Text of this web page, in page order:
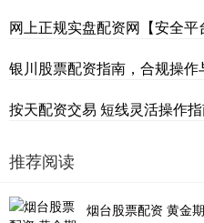
网上正规实盘配资网【安全平
银川股票配资指南，合规操作
按天配资交易 短线灵活操作
推荐阅读
烟台股票配资 黄金